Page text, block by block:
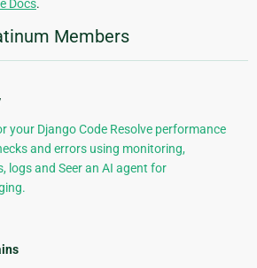
Docs.
Members
your Django Code Resolve performance
and errors using monitoring,
logs and Seer an AI agent for